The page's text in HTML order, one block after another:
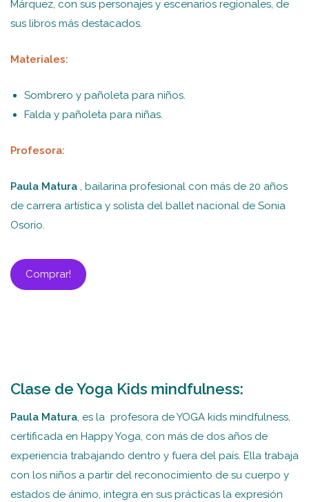
Márquez, con sus personajes y escenarios regionales, de
sus libros más destacados.
Materiales:
Sombrero y pañoleta para niños.
Falda y pañoleta para niñas.
Profesora:
Paula Matura , bailarina profesional con más de 20 años
de carrera artística y solista del ballet nacional de Sonia
Osorio.
Comprar!
Clase de Yoga Kids mindfulness:
Paula Matura, es la profesora de YOGA kids mindfulness,
certificada en Happy Yoga, con más de dos años de
experiencia trabajando dentro y fuera del país. Ella trabaja
con los niños a partir del reconocimiento de su cuerpo y
estados de ánimo, integra en sus prácticas la expresión